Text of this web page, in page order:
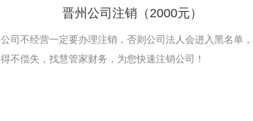
晋州公司注销 （2000元）
公司不经营一定要办理注销，否则公司法人会进入黑名单，
得不偿失，找慧管家财务，为您快速注销公司！